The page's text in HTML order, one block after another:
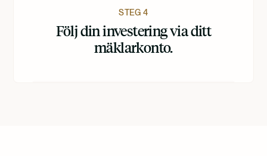
STEG 4
Följ din investering via ditt
mäklarkonto.